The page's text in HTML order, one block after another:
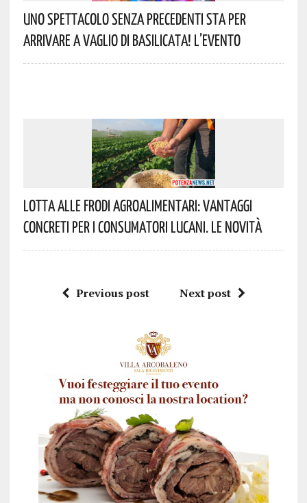
Uno Spettacolo Senza Precedenti Sta Per
Arrivare A Vaglio Di Basilicata! L’evento
Lotta Alle Frodi Agroalimentari: Vantaggi
Concreti Per I Consumatori Lucani. Le Novità
Previous post Next post